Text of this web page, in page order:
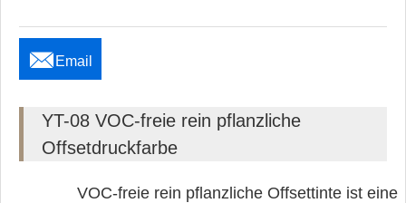
 Email
YT-08 VOC-freie rein pflanzliche
Offsetdruckfarbe
VOC-freie rein pflanzliche Offsettinte ist eine